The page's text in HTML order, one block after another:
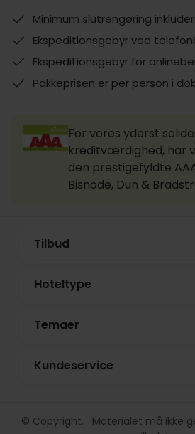
Minimum slutrengøring
Ekspeditionsgebyr ved
Ekspeditionsgebyr for
Pakkeprisen er per person i
For vores yderst
kreditværdighed, har
den prestigefyldte
Bisnode, Dun &
Tilbud
Hoteltype
Temaer
Kundeservice
© Copyright. Materialet må ikke